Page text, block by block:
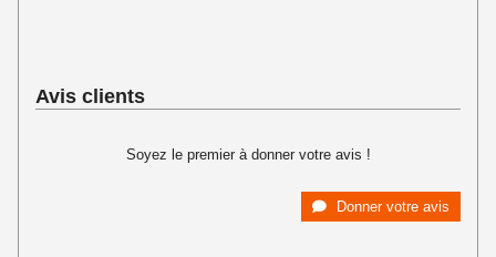
Avis clients
Soyez le premier à donner votre avis !
Donner votre avis